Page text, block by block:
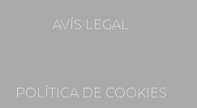
AVÍS LEGAL
POLÍTICA DE COOKIES